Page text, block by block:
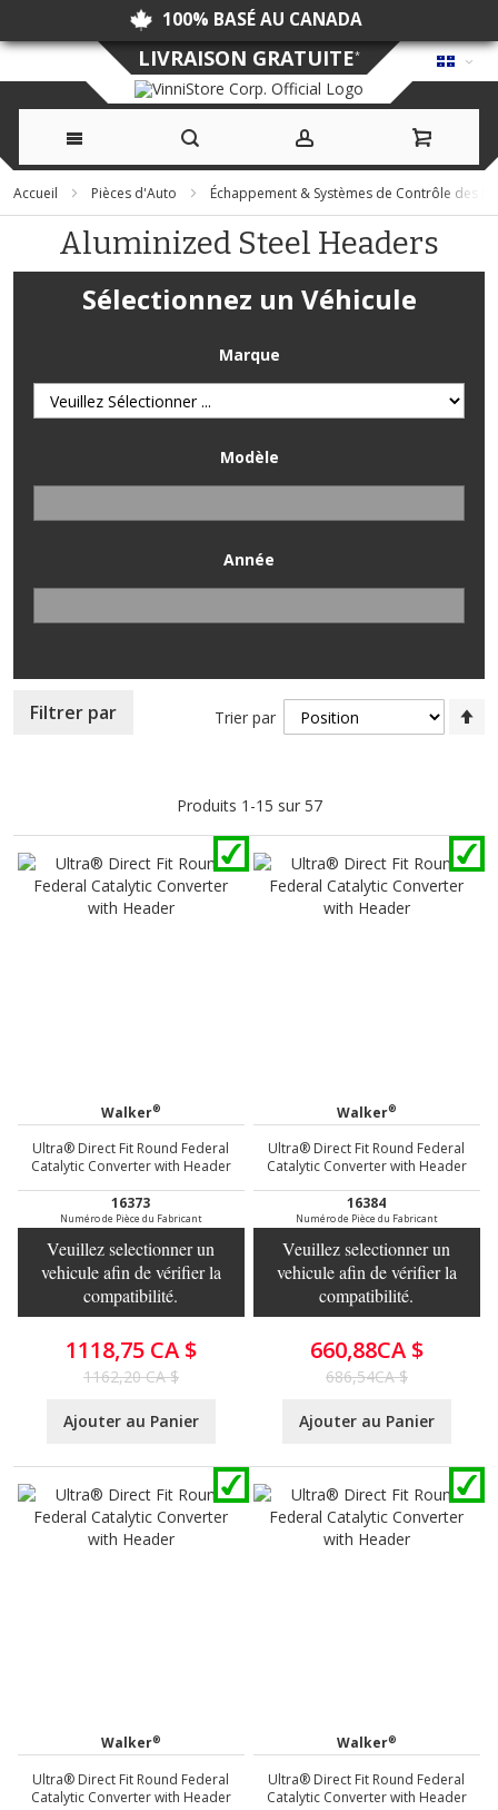
100% BASÉ AU CANADA
Allez
au
contenu
LIVRAISON GRATUITE*
Accueil Pièces d'Auto Échappement & Systèmes de Contrôle des
Aluminized Steel Headers
Sélectionnez un Véhicule
Marque
Modèle
Année
Produits 1 -15 sur 57
Trier par
Walker®
Ultra® Direct Fit Round Federal
Catalytic Converter with Header
16373
Numéro de Pièce du Fabricant
Veuillez selectionner un
vehicule afin de vérifier la
compatibilité.
1118,75 CA $
1162,20 CA $
Ajouter au Panier
Walker®
Ultra® Direct Fit Round Federal
Catalytic Converter with Header
16384
Numéro de Pièce du Fabricant
Veuillez selectionner un
vehicule afin de vérifier la
compatibilité.
660,88CA $
686,54CA $
Ajouter au Panier
Walker®
Ultra® Direct Fit Round Federal
Catalytic Converter with Header
Walker®
Ultra® Direct Fit Round Federal
Catalytic Converter with Header
Filtrer par